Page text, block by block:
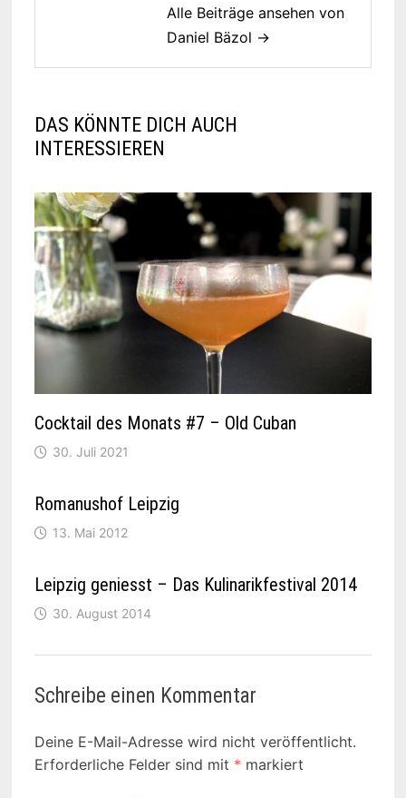
Alle Beiträge ansehen von
Daniel Bäzol →
DAS KÖNNTE DICH AUCH
INTERESSIEREN
Cocktail des Monats #7 – Old Cuban
30. Juli 2021
Romanushof Leipzig
13. Mai 2012
Leipzig geniesst – Das Kulinarikfestival 2014
30. August 2014
Schreibe einen Kommentar
Deine E-Mail-Adresse wird nicht veröffentlicht.
Erforderliche Felder sind mit * markiert